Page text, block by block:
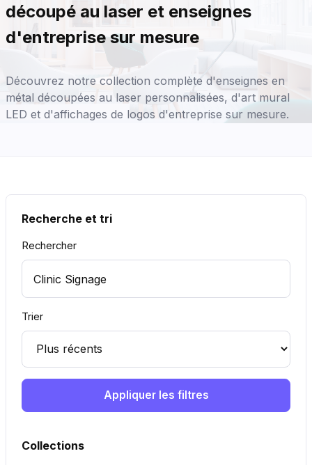
découpé au laser et enseignes
d'entreprise sur mesure
Découvrez notre collection complète d'enseignes en
métal découpées au laser personnalisées, d'art mural
LED et d'affichages de logos d'entreprise sur mesure.
Recherche et tri
Rechercher
Trier
Appliquer les filtres
Collections